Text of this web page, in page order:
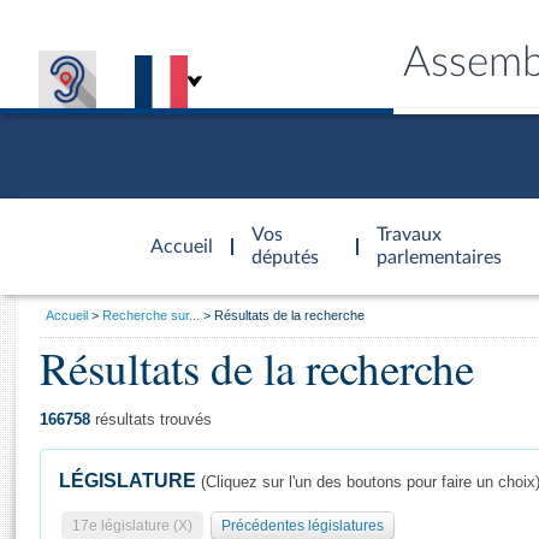
Accueil
d'accueil
Vos
députés
Travaux
parlementaires
Général
Vous
Accueil Recherche sur... Résultats de la recherche
Résultats de la recherche
166758 résultats trouvés
LÉGISLATURE (Cliquez sur l'un des boutons pour faire un choix)
17e législature (X) Précédentes législatures